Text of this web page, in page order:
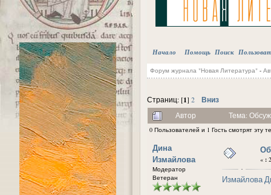
Начало Помощь Поиск
Форум журнала "Новая Литература"-
Страниц: [1] 2 Вниз
Автор Тема:
0 Пользователей и 1 Гость смотрят эту
Дина
Измайлова
Модератор
Ветеран
« :
Измайлова